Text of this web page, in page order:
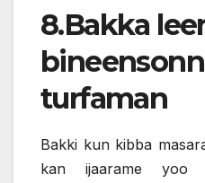
8.Bakka
turfaman
Bakki kun kibba
kan ijaarame yoo